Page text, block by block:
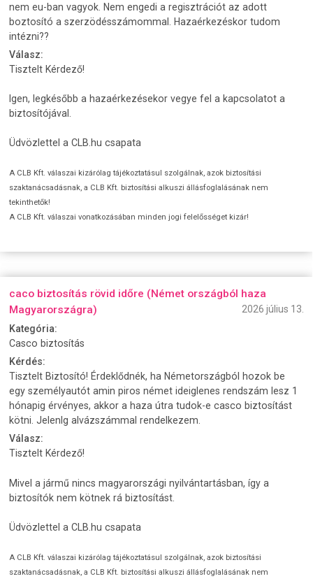
nem eu-ban vagyok. Nem engedi a regisztrációt az adott
boztosító a szerzödésszámommal. Hazaérkezéskor tudom
intézni??
Válasz:
Tisztelt Kérdező!
Igen, legkésőbb a hazaérkezésekor vegye fel a kapcsolatot a
biztosítójával.
Üdvözlettel a CLB.hu csapata
A CLB Kft. válaszai kizárólag tájékoztatásul szolgálnak, azok biztosítási
szaktanácsadásnak, a CLB Kft. biztosítási alkuszi állásfoglalásának nem
tekinthetők!
A CLB Kft. válaszai vonatkozásában minden jogi felelősséget kizár!
caco biztosítás rövid időre (Német országból haza
Magyarországra)
2026 július 13.
Kategória:
Casco biztosítás
Kérdés:
Tisztelt Biztosító! Érdeklődnék, ha Németországból hozok be
egy személyautót amin piros német ideiglenes rendszám lesz 1
hónapig érvényes, akkor a haza útra tudok-e casco biztosítást
kötni. Jelenlg alvázszámmal rendelkezem.
Válasz:
Tisztelt Kérdező!
Mivel a jármű nincs magyarországi nyilvántartásban, így a
biztosítók nem kötnek rá biztosítást.
Üdvözlettel a CLB.hu csapata
A CLB Kft. válaszai kizárólag tájékoztatásul szolgálnak, azok biztosítási
szaktanácsadásnak, a CLB Kft. biztosítási alkuszi állásfoglalásának nem